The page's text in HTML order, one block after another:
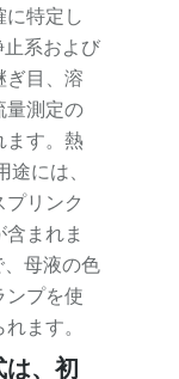
に特定し
止系および
ぎ目、溶
量測定の
ます。熱
には、
リンク
まれま
、母液の色
ンプを使
ます。
は、初